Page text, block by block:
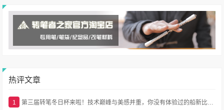
热评文章
1 第三届转笔冬日杯来啦！技术巅峰与美感并重，你没有体验过的船新比赛！